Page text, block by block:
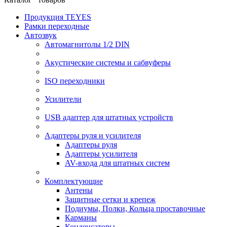
Продукция TEYES
Рамки переходные
Автозвук
Автомагнитолы 1/2 DIN
Акустические системы и сабвуферы
ISO переходники
Усилители
USB адаптер для штатных устройств
Адаптеры руля и усилителя
Адаптеры руля
Адаптеры усилителя
AV-входа для штатных систем
Комплектующие
Антены
Защитные сетки и крепеж
Подиумы, Полки, Кольца проставочные
Карманы